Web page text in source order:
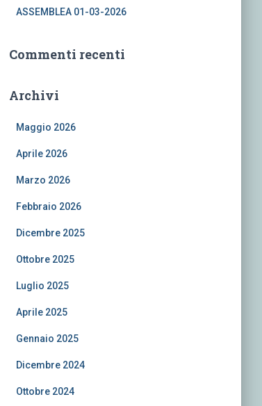
ASSEMBLEA 01-03-2026
Commenti recenti
Archivi
Maggio 2026
Aprile 2026
Marzo 2026
Febbraio 2026
Dicembre 2025
Ottobre 2025
Luglio 2025
Aprile 2025
Gennaio 2025
Dicembre 2024
Ottobre 2024